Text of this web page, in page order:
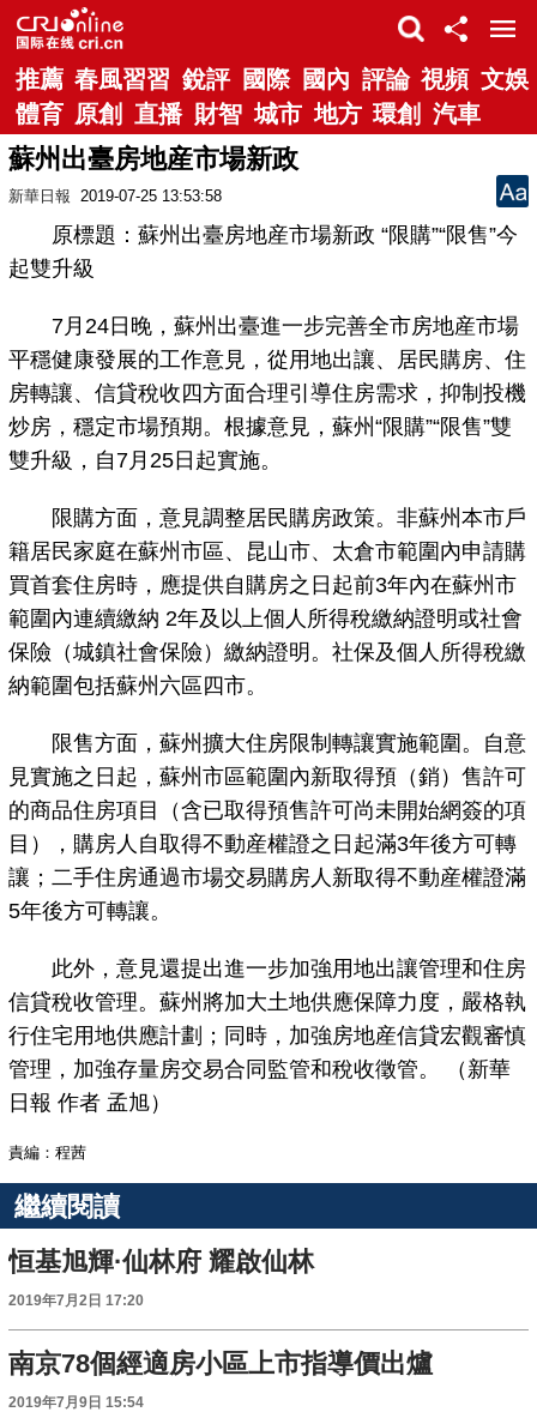
推薦 春風習習 銳評 國際 國內 評論 視頻 文娛
體育 原創 直播 財智 城市 地方 環創 汽車
蘇州出臺房地産市場新政
新華日報 2019-07-25 13:53:58
原標題：蘇州出臺房地産市場新政 “限購”“限售”今
起雙升級
7月24日晚，蘇州出臺進一步完善全市房地産市場
平穩健康發展的工作意見，從用地出讓、居民購房、住
房轉讓、信貸稅收四方面合理引導住房需求，抑制投機
炒房，穩定市場預期。根據意見，蘇州“限購”“限售”雙
雙升級，自7月25日起實施。
限購方面，意見調整居民購房政策。非蘇州本市戶
籍居民家庭在蘇州市區、昆山市、太倉市範圍內申請購
買首套住房時，應提供自購房之日起前3年內在蘇州市
範圍內連續繳納 2年及以上個人所得稅繳納證明或社會
保險（城鎮社會保險）繳納證明。社保及個人所得稅繳
納範圍包括蘇州六區四市。
限售方面，蘇州擴大住房限制轉讓實施範圍。自意
見實施之日起，蘇州市區範圍內新取得預（銷）售許可
的商品住房項目（含已取得預售許可尚未開始網簽的項
目），購房人自取得不動産權證之日起滿3年後方可轉
讓；二手住房通過市場交易購房人新取得不動産權證滿
5年後方可轉讓。
此外，意見還提出進一步加強用地出讓管理和住房
信貸稅收管理。蘇州將加大土地供應保障力度，嚴格執
行住宅用地供應計劃；同時，加強房地産信貸宏觀審慎
管理，加強存量房交易合同監管和稅收徵管。 （新華
日報 作者 孟旭）
責編：程茜
繼續閱讀
恒基旭輝·仙林府 耀啟仙林
2019年7月2日 17:20
南京78個經適房小區上市指導價出爐
2019年7月9日 15:54